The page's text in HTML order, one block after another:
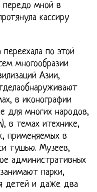
передо мной в
кассиру
по этой
многообразии
Азии,
в иконографии
для многих народов,
в темах итехнике,
применяемых в
тушью. Музеев,
административных
парки,
детей и даже два